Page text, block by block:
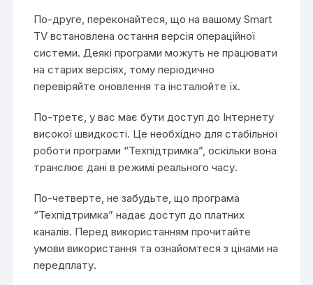
По-друге, переконайтеся, що на вашому Smart
TV встановлена остання версія операційної
системи. Деякі програми можуть не працювати
на старих версіях, тому періодично
перевіряйте оновлення та інсталюйте їх.
По-третє, у вас має бути доступ до Інтернету
високої швидкості. Це необхідно для стабільної
роботи програми “Техпідтримка”, оскільки вона
транслює дані в режимі реального часу.
По-четверте, не забудьте, що програма
“Техпідтримка” надає доступ до платних
каналів. Перед використанням прочитайте
умови використання та ознайомтеся з цінами на
передплату.